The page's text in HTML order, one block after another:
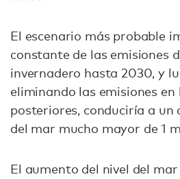
El escenario más probable
constante de las emisiones
invernadero hasta 2030, y
eliminando las emisiones en
posteriores, conduciría a un
del mar mucho mayor de 1
El aumento del nivel del